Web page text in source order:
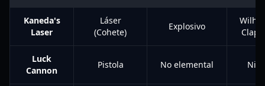
Kaneda's
Laser
Láser
(Cohete)
Explosivo
Luck
Cannon
Pistola No elemental